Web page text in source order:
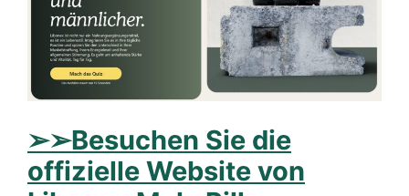
➢➢Besuchen Sie die
offizielle Website von